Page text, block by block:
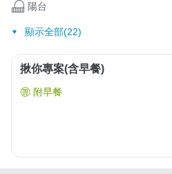
陽台
顯示全部(22)
揪你專案(含早餐)
附早餐